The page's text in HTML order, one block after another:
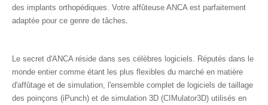
des implants orthopédiques. Votre affûteuse ANCA est parfaitement
adaptée pour ce genre de tâches.
Le secret d'ANCA réside dans ses célèbres logiciels. Réputés dans le
monde entier comme étant les plus flexibles du marché en matière
d'affûtage et de simulation, l'ensemble complet de logiciels de taillage
des poinçons (iPunch) et de simulation 3D (CIMulator3D) utilisés en